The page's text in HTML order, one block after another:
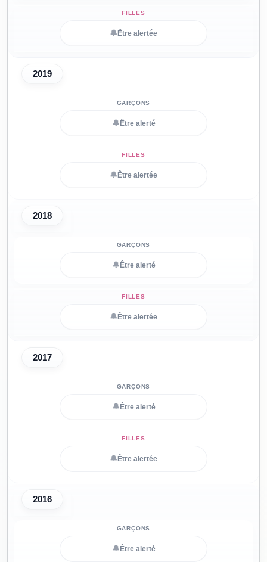
🔔 Être alertée
2019
🔔 Être alerté
🔔 Être alertée
2018
🔔 Être alerté
🔔 Être alertée
2017
🔔 Être alerté
🔔 Être alertée
2016
🔔 Être alerté